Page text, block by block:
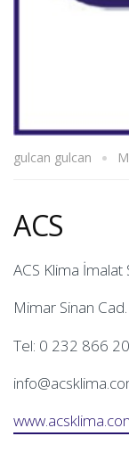
gulcan gulcan
ACS
ACS Klima İmalat
Mimar Sinan
Tel: 0 232 866